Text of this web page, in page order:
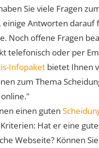
Sie viele Fragen
einige Antworten darauf
Noch offene Fragen
telefonisch oder per
Infopaket bietet Ihnen
zum Thema
einen guten
Hat er eine
Webseite? Können